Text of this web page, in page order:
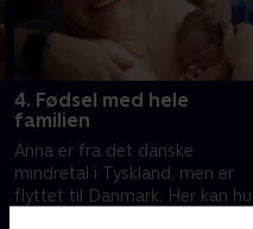
4. Fødsel med hele
familien
Anna er fra det danske
mindretal i Tyskland, men er
flyttet til Danmark. Her kan